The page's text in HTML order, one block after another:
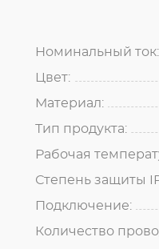
Номинальный ток:
Цвет:
Материал:
Тип продукта:
Рабочая
Степень защиты
Подключение:
Количество